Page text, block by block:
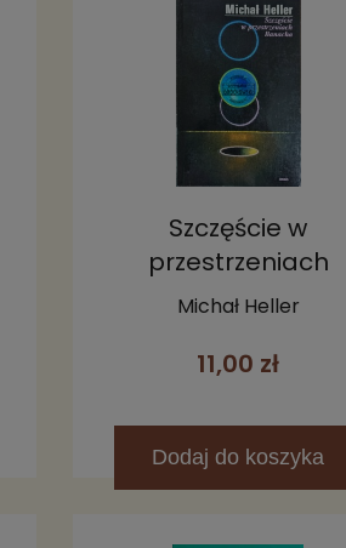
Szczęście w
przestrzeniach
Banacha
Michał Heller
11,00 zł
Dodaj do koszyka